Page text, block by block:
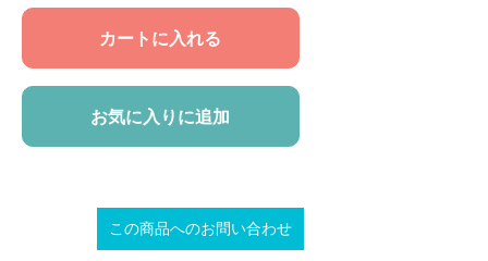
カートに入れる
お気に入りに追加
この商品へのお問い合わせ